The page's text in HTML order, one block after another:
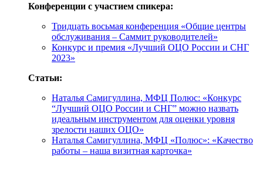
Конференции с участием спикера:
Тридцать восьмая конференция «Общие центры
обслуживания – Саммит руководителей»
Конкурс и премия «Лучший ОЦО России и СНГ
2023»
Статьи:
Наталья Самигуллина, МФЦ Полюс: «Конкурс
“Лучший ОЦО России и СНГ” можно назвать
идеальным инструментом для оценки уровня
зрелости наших ОЦО»
Наталья Самигуллина, МФЦ «Полюс»: «Качество
работы – наша визитная карточка»